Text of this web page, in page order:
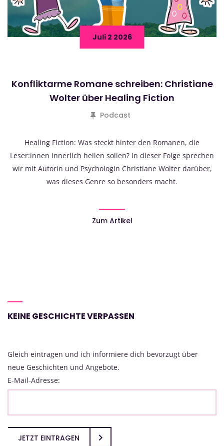
Juli 2 2026
Konfliktarme Romane schreiben: Christiane
Wolter über Healing Fiction
Podcast
Healing Fiction: Was steckt hinter den Romanen, die
Leser:innen innerlich heilen sollen? In dieser Folge sprechen
wir mit Autorin und Psychologin Christiane Wolter darüber,
was dieses Genre so besonders macht.
Zum Artikel
KEINE GESCHICHTE VERPASSEN
Gleich eintragen und ich informiere dich bevorzugt über
neue Geschichten und Angebote.
E-Mail-Adresse:
JETZT EINTRAGEN